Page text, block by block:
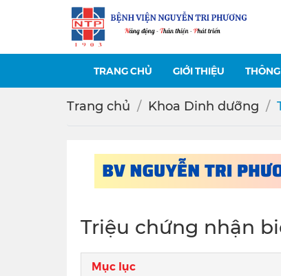
TRANG CHỦ GIỚI THIỆU
Trang chủ Khoa Dinh dưỡng
Triệu chứng nhận
Mục lục